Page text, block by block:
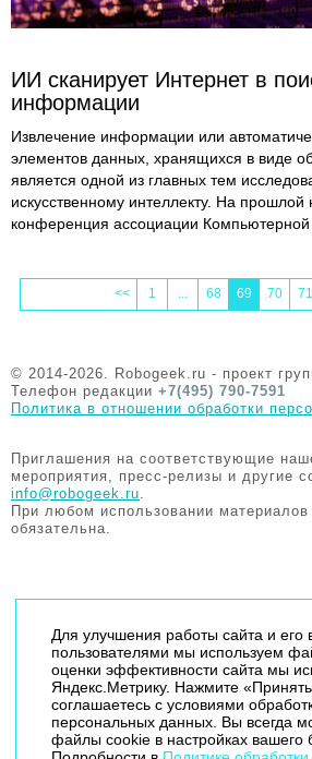
ИИ сканирует Интернет в
информации
Извлечение информации или
элементов данных, хранящихся в виде
является одной из главных тем
искусственному интеллекту. На
конференция ассоциации Компьютерной
<< 1 ... 68 69 70 71
© 2014-2026. Robogeek.ru - проект
Телефон редакции +7(495) 790-7591
Политика в отношении обработки
Приглашения на соответствующие
мероприятия, пресс-релизы и другие
info@robogeek.ru.
При любом использовании
обязательна.
Для улучшения работы сайта и его
пользователями мы используем
оценки эффективности сайта мы
Яндекс.Метрику. Нажмите
соглашаетесь с условиями
персональных данных. Вы всегда
файлы cookie в настройках вашего